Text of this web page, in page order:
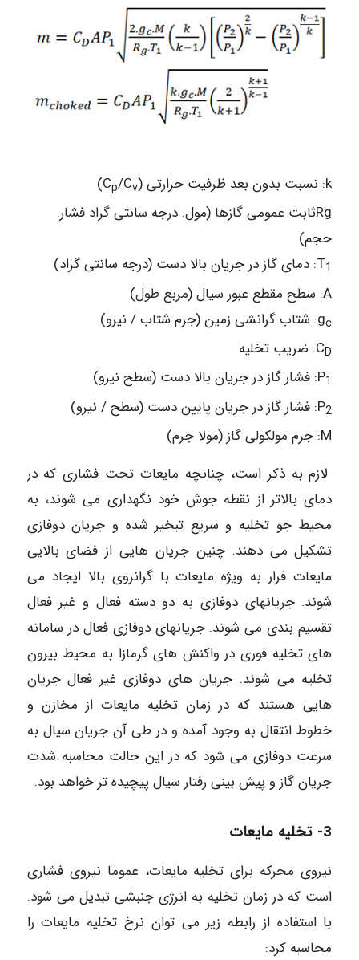
k: نسبت بدون بعد ظرفیت حرارتی (C p/Cv
)
Rgثابت عمومی گازها (مول. درجه سانتی گراد فشار.
حجم)
T1 : دمای گاز در جریان بالا دست (درجه سانتی گراد)
A: سطح مقطع عبور سیال (مربع طول)
gc : شتاب گرانشی زمین (جرم شتاب / نیرو)
CD : ضریب تخلیه
P1 : فشار گاز در جریان بالا دست (سطح نیرو)
P2 : فشار گاز در جریان پایین دست (سطح / نیرو)
M: جرم مولکولی گاز (مولا جرم)
لازم به ذکر است، چنانچه مایعات تحت فشاری که در
دمای بالاتر از نقطه جوش خود نگهداری می شوند، به
محیط جو تخلیه و سریع تبخیر شده و جریان دوفازی
تشکیل می دهند. چنین جریان هایی از فضای بالایی
مایعات فرار به ویژه مایعات با گرانروی بالا ایجاد می
شوند. جریانهای دوفازی به دو دسته فعال و غیر فعال
تقسیم بندی می شوند. جریانهای دوفازی فعال در سامانه
های تخلیه فوری در واکنش های گرمازا به محیط بیرون
تخلیه می شوند. جریان های دوفازی غیر فعال جریان
هایی هستند که در زمان تخلیه مایعات از مخازن و
خطوط انتقال به وجود آمده و در طی آن جریان سیال به
سرعت دوفازی می شود که در این حالت محاسبه شدت
جریان گاز و پیش بینی رفتار سیال پیچیده تر خواهد بود.
3- تخلیه مایعات
نیروی محرکه برای تخلیه مایعات، عموما نیروی فشاری
است که در زمان تخلیه به انرژی جنبشی تبدیل می شود.
با استفاده از رابطه زیر می توان نرخ تخلیه مایعات را
محاسبه کرد: